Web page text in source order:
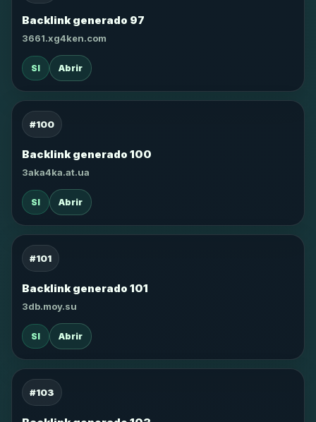
Backlink generado 97
3661.xg4ken.com
SI Abrir
#100
Backlink generado 100
3aka4ka.at.ua
SI Abrir
#101
Backlink generado 101
3db.moy.su
SI Abrir
#103